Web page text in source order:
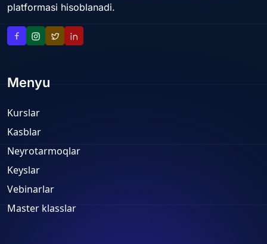
platformasi hisoblanadi.
Menyu
Kurslar
Kasblar
Neyrotarmoqlar
Keyslar
Vebinarlar
Master klasslar